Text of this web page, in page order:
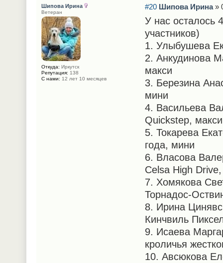
#20 Шипова Ирина»
У нас осталось
участников)
1. Улыбушева
2. Анкудинова
макси
3. Березина
мини
4. Васильева
Quickstep, макси
5. Токарева
года, мини
6. Власова
Celsa High
7. Хомякова
Торнадос-
8. Ирина
Кинчвиль
9. Исаева
кроличья
10. Авсюкова
Шипова Ирина
Ветеран
Откуда: Иркутск
Репутация: 138
С нами: 12 лет 10 месяцев